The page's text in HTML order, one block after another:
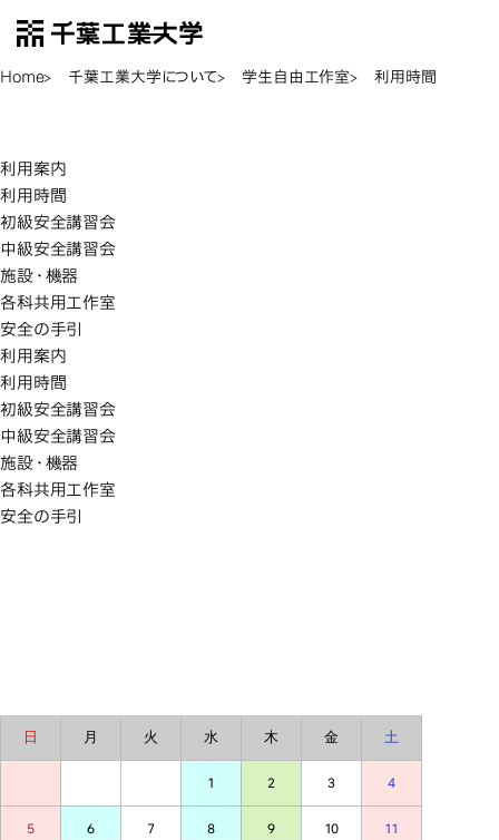
千葉工業大学
Open Menu
Home 千葉工業大学について 学生自由工作室 利用時間
利用時間
利用案内
利用時間
初級安全講習会
中級安全講習会
施設・機器
各科共用工作室
安全の手引
利用案内
利用時間
初級安全講習会
中級安全講習会
施設・機器
各科共用工作室
安全の手引
日 月 火 水 木 金 土
1 2 3 4
5 6 7 8 9 10 11